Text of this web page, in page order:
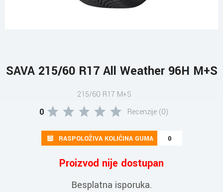
SAVA 215/60 R17 All Weather 96H M+S
215/60 R17 M+S
0 Recenzije (0)
RASPOLOŽIVA KOLIČINA GUMA 0
Proizvod nije dostupan
Besplatna isporuka.